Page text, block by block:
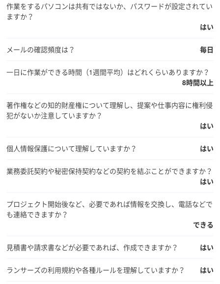
作業をするパソコンは共有ではないか、パスワードが設定されてい
ますか？
はい
メールの確認頻度は？ 毎日
一日に作業ができる時間（1週間平均）はどれくらいありますか？
8時間以上
著作権などの知的財産権について理解し、提案や仕事内容に権利侵
犯がないか注意していますか？
はい
個人情報保護について理解していますか？ はい
業務委託契約や秘密保持契約などの契約を結ぶことができますか？
はい
プロジェクト開始後など、必要であれば情報を交換し、電話などで
も連絡できますか？
できる
見積書や請求書などが必要であれば、作成できますか？ はい
ランサーズの利用規約や各種ルールを理解していますか？ はい